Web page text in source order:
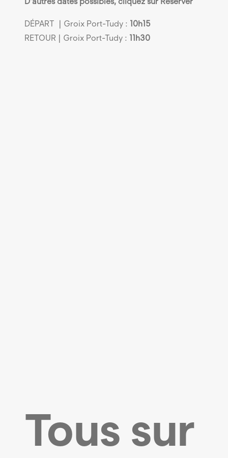
DÉPART | Groix Port-Tudy : 10h15
RETOUR | Groix Port-Tudy : 11h30
Tous sur